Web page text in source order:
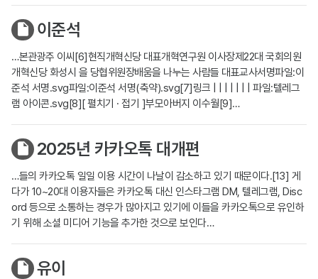
이준석
…본관광주 이씨[6]현직개혁신당 대표개혁연구원 이사장제22대 국회의원
개혁신당 화성시 을 당협위원장배움을 나누는 사람들 대표교사서명파일:이
준석 서명.svg파일:이준석 서명(축약).svg[7]링크 | | | | | | | 파일:텔레그
램 아이콘.svg[8][ 펼치기 · 접기 ]부모아버지 이수월[9]…
2025년 카카오톡 대개편
…들의 카카오톡 일일 이용 시간이 나날이 감소하고 있기 때문이다.[13] 게
다가 10~20대 이용자들은 카카오톡 대신 인스타그램 DM, 텔레그램, Disc
ord 등으로 소통하는 경우가 많아지고 있기에 이들을 카카오톡으로 유인하
기 위해 소셜 미디어 기능을 추가한 것으로 보인다…
유이